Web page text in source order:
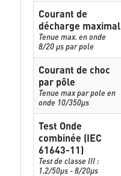
Courant de
décharge maximal
Tenue max. en onde
8/20 µs par pole
Courant de choc
par pôle
Tenue max par pole en
onde 10/350µs
Test Onde
combinée (IEC
61643-11)
Test de classe III :
1.2/50µs - 8/20µs